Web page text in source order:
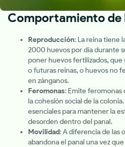
Comportamiento de
Reproducción: La reina tiene
2000 huevos por día durante
poner huevos fertilizados,
o futuras reinas, o huevos no
en zánganos.
Feromonas: Emite
la cohesión social de la
esenciales para mantener la
desorden dentro del panal.
Movilidad: A diferencia de las
abandona el panal una vez